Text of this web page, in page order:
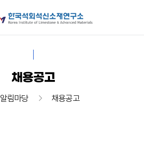
채용공고
알림마당 chevron_right 채용공고